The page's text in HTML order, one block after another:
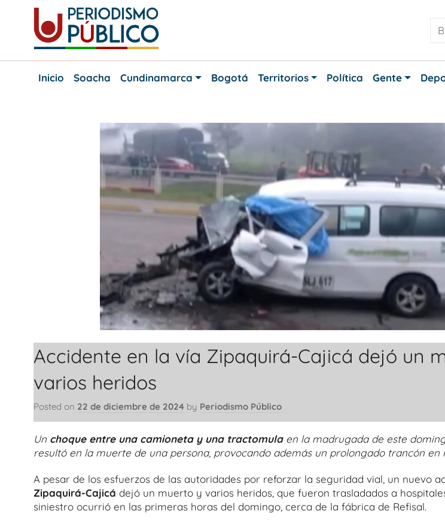
content
Periodismo
Noticias
Inicio
Soacha Cundinamarca Bogotá Territorios Política Gente
Accidente en la vía Zipaquirá-Cajicá dejó un
varios heridos
Posted on 22 de diciembre de 2024 by Periodismo Público
Un choque entre una camioneta y una tractomulaen la madrugada de este
resultó en la muerte de una persona, provocando además un prolongado trancón en
A pesar de los esfuerzos de las autoridades por reforzar la seguridad vial, un nuevo
Zipaquirá-Cajicá dejó un muerto y varios heridos, que fueron trasladados a
siniestro ocurrió en las primeras horas del domingo, cerca de la fábrica de Refisal.